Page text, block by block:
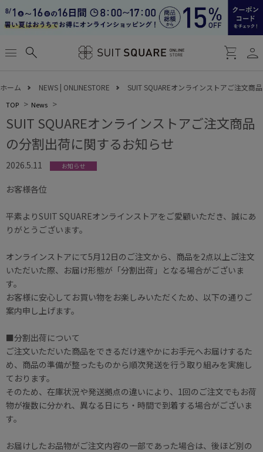
menu search shopping_cart person
ホーム NEWS | ONLINESTORE SUIT SQUAREオンラインストアご注文商
TOP News
SUIT SQUAREオンラインストアご注文商品
の分割出荷に関するお知らせ
2026.5.11 お知らせ
お客様各位
平素よりSUIT SQUAREオンラインストアをご愛顧いただき、誠にあ
りがとうございます。
オンラインストアにて5月12日のご注文から、商品を2点以上ご注文
いただいた際、お届け形態が「分割出荷」となる場合がございま
す。
お客様に安心してお買い物をお楽しみいただくため、以下の通りご
案内申し上げます。
■分割出荷について
ご注文いただいた商品をできるだけ速やかにお手元へお届けするた
め、商品の準備が整ったものから順次発送を行う取り組みを実施し
ております。
そのため、在庫状況や発送拠点の違いにより、1回のご注文でもお荷
物が複数に分かれ、異なる日にち・時間で到着する場合がございま
す。
お届けしたお品物がご注文内容の一部であった場合は、後ほど別の